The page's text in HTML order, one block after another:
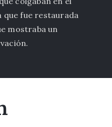
que fue restaurada
mostraba un